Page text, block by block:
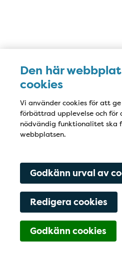
Den här
cookies
Vi använder cookies för att
förbättrad upplevelse och för
nödvändig funktionalitet ska
webbplatsen.
Godkänn urval av
Redigera cookies
Godkänn cookies
Karta